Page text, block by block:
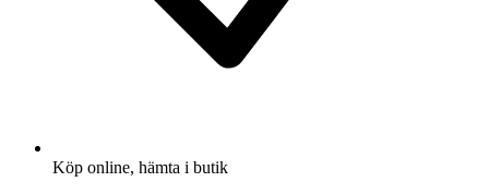
Köp online, hämta i butik